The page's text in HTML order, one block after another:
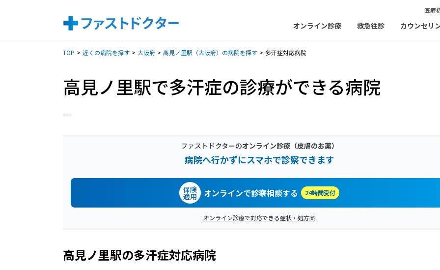
医療
オンライン診療 救急往診 カウンセリ
TOP 近くの病院を探す 大阪府 高見ノ里駅（大阪府）の病院を探す 多汗症対応病院
高見ノ里駅で多汗症の診療ができる病院
ファストドクターのオンライン診療（皮膚のお薬）
病院へ行かずにスマホで診察できます
保険
適用 オンラインで診察相談する 24時間受付
オンライン診療で対応できる症状・処方薬
高見ノ里駅の多汗症対応病院